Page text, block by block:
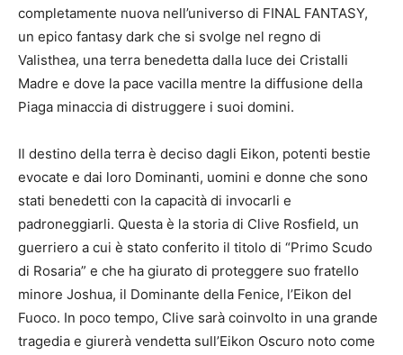
completamente nuova nell’universo di FINAL FANTASY,
un epico fantasy dark che si svolge nel regno di
Valisthea, una terra benedetta dalla luce dei Cristalli
Madre e dove la pace vacilla mentre la diffusione della
Piaga minaccia di distruggere i suoi domini.
Il destino della terra è deciso dagli Eikon, potenti bestie
evocate e dai loro Dominanti, uomini e donne che sono
stati benedetti con la capacità di invocarli e
padroneggiarli. Questa è la storia di Clive Rosfield, un
guerriero a cui è stato conferito il titolo di “Primo Scudo
di Rosaria” e che ha giurato di proteggere suo fratello
minore Joshua, il Dominante della Fenice, l’Eikon del
Fuoco. In poco tempo, Clive sarà coinvolto in una grande
tragedia e giurerà vendetta sull’Eikon Oscuro noto come